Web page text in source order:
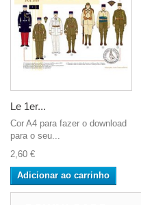
Le 1er...
Cor A4 para fazer o download
para o seu...
2,60 €
Adicionar ao carrinho